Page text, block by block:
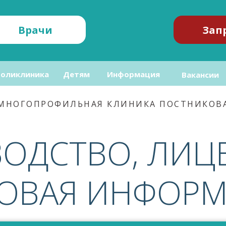
Врачи
Детям Информация Вакансии
КЛИНИКА